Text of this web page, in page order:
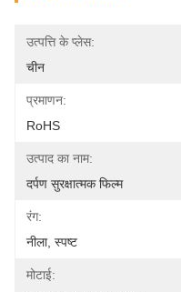
उत्पत्ति के प्लेस:
चीन
प्रमाणन:
RoHS
उत्पाद का नाम:
दर्पण सुरक्षात्मक फिल्म
रंग:
नीला, स्पष्ट
मोटाई: